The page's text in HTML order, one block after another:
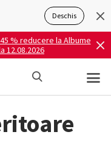
Deschis
% reducere la Albume
12.08.2026